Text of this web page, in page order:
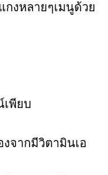
งหลายๆเมนูด้วย
พียบ
จากมีวิตามินเอ